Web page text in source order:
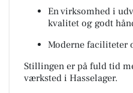
En virksomhed i
kvalitet og godt
Moderne faciliteter
Stillingen er på fuld tid
værksted i Hasselager.